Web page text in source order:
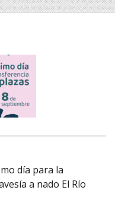
día para la
a nado El Río